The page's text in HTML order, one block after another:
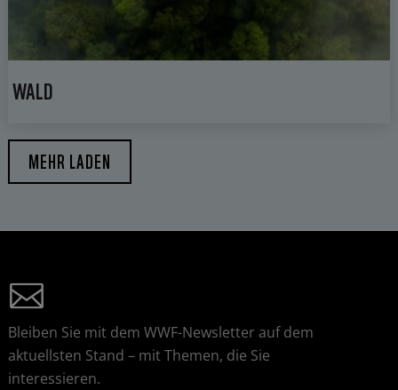
WALD
MEHR LADEN
Bleiben Sie mit dem WWF-Newsletter auf dem
aktuellsten Stand – mit Themen, die Sie
interessieren.